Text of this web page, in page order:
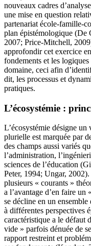
nouveaux cadres
une mise en question
partenariat école-famille-
plan épistémologique (De
2007; Price-Mitchell,
approfondir cet exercice
fondements et les logiques
domaine, ceci afin
dit, les processus et
pratiques.
L’écosystémie :
L’écosystémie désigne un
plurielle est marquée par
des champs aussi variés
l’administration,
sciences de l’éducation
Peter, 1994; Ungar,
plusieurs « courants »
a l’avantage d’en faire un
se décline en un ensemble
à différentes perspectives
caractéristique a le défaut
vide » parfois dénuée de
rapport restreint et